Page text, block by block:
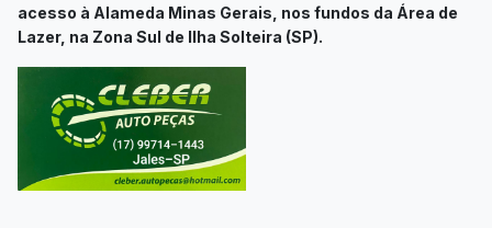
acesso à Alameda Minas Gerais, nos fundos da Área de
Lazer, na Zona Sul de Ilha Solteira (SP).